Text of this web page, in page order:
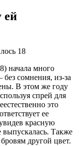
ей
начала много
сомнения, из-за
В этом же году
спрей для
это
ее
красную
выпускалась. Также
другой цвет.